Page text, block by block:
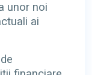
unor noi
ai